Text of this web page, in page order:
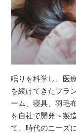
眠りを科学し、医
を続けてきたフラ
ーム、寝具、羽毛
を自社で開発～製
て、時代のニーズ